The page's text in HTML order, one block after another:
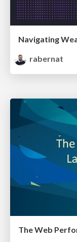
Navigating
rabernat